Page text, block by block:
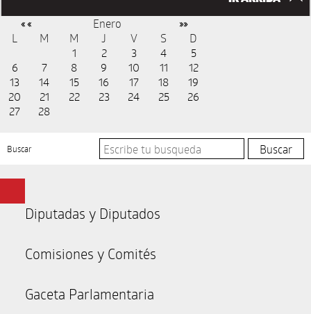
« « Enero »»
L M M J V S
D
1
2 3 4
5
6
7 8 9 10 11
12
13
14 15 16 17 18
19
20
21 22 23 24 25
26
27
28
Buscar
Diputadas y Diputados
Comisiones y Comités
Gaceta Parlamentaria